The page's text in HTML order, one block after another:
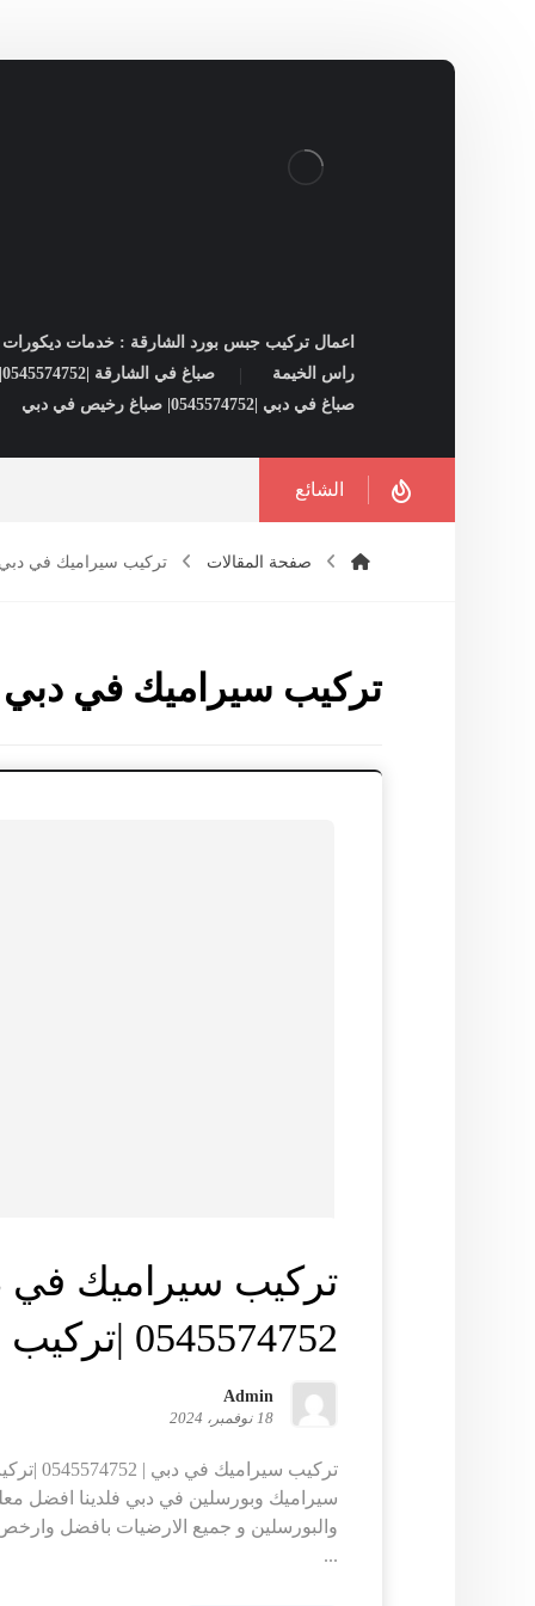
اعمال تركيب جبس بورد الشارقة : خدمات ديكورات
راس الخيمة
صباغ في الشارقة |0545574752| شركات صبغ فى الشارقة
صباغ في دبي |0545574752| صباغ رخيص في دبي
الشائع
صفحة المقالات تركيب سيراميك في
تركيب سيراميك في دبي
تركيب سيراميك في
0545574752 |تركيب بورسلين
Admin
18 نوفمبر، 2024
تركيب
سيراميك وبورسلين في دبي فلدينا افضل
والبورسلين و جميع الارضيات بافضل
...